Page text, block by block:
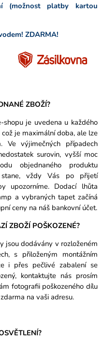
(možnost platby kartou
ZDARMA!
ZBOŽÍ?
je uvedena u každého
je maximální doba, ale lze
Ve výjimečných případech
surovin, vyšší moc
objednaného produktu
vždy Vás po přijetí
upozorníme. Dodací lhůta
a vybraných tapet začíná
ceny na náš bankovní účet.
ZBOŽÍ POŠKOZENÉ?
jsou dodávány v rozloženém
s přiloženým montážním
i přes pečlivé zabalení se
kontaktujte nás prosím
fotografii poškozeného dílu
na vaši adresu.